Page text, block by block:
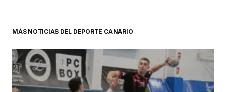
MÁS NOTICIAS DEL DEPORTE CANARIO